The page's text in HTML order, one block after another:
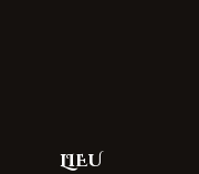
LIEU